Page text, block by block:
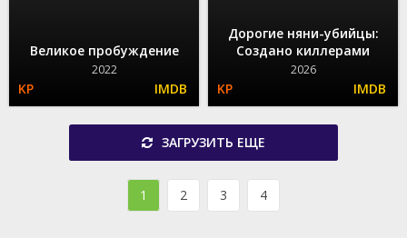
Великое пробуждение
2022
Дорогие няни-убийцы:
Создано киллерами
2026
ЗАГРУЗИТЬ ЕЩЕ
1 2 3 4